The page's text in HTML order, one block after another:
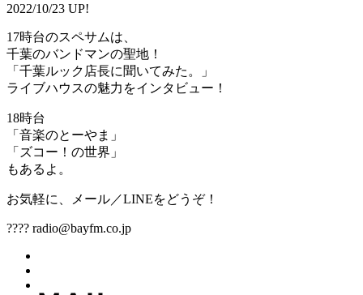
2022/10/23 UP!
17時台のスペサムは、
千葉のバンドマンの聖地！
「千葉ルック店長に聞いてみた。」
ライブハウスの魅力をインタビュー！
18時台
「音楽のとーやま」
「ズコー！の世界」
もあるよ。
お気軽に、メール／LINEをどうぞ！
???? radio@bayfm.co.jp